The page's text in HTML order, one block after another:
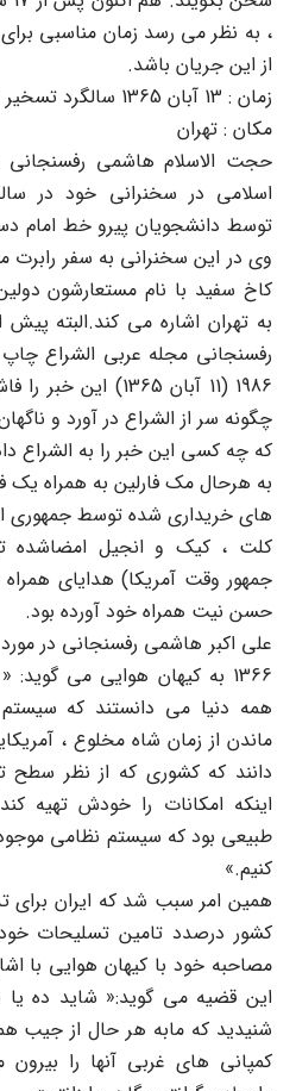
، به نظر می رسد زمان مناسبی
از این جریان باشد.
زمان : 13 آبان 1365 سالگرد تسخیر سفارت آمریکا
مکان : تهران
حجت الاسلام هاشمی
اسلامی در سخنرانی خود در
توسط دانشجویان پیرو خط امام
وی در این سخنرانی به سفر رابرت
کاخ سفید با نام مستعارشون
رفسنجانی مجله عربی الشراع چاپ
1986 (11 آبان 1365)
چگونه سر از الشراع در آورد و
که چه کسی این خبر را به الشراع
به هرحال مک فارلین به همراه یک
های خریداری شده توسط جمهوری
کلت ، کیک و انجیل امضاشده
جمهور وقت آمریکا) هدایای
حسن نیت همراه خود آورده بود.
علی اکبر هاشمی رفسنجانی در
1366 به کیهان هوایی می
همه دنیا می دانستند که
ماندن از زمان شاه مخلوع ،
دانند که کشوری که از نظر سطح
اینکه امکانات را خودش تهیه
طبیعی بود که سیستم نظامی
کنیم.»
همین امر سبب شد که ایران برای
کشور درصدد تامین تسلیحات خود
مصاحبه خود با کیهان هوایی با
این قضیه می گوید:« شاید ده یا
شنیدید که مابه هر حال از جیب
کمپانی های غربی آنها را